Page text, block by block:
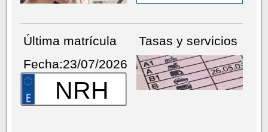
Última matrícula
Fecha:23/07/2026
NRH
Tasas y servicios